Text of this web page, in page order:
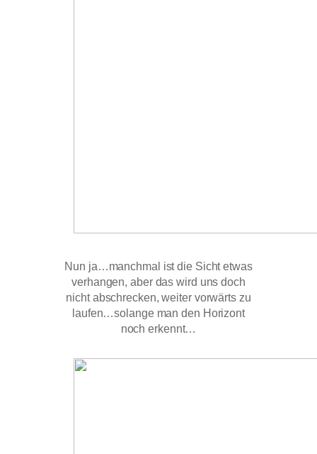
Nun ja…manchmal ist die Sicht etwas
verhangen, aber das wird uns doch
nicht abschrecken, weiter vorwärts zu
laufen…solange man den Horizont
noch erkennt…